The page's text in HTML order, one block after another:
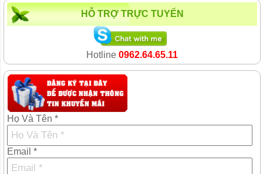
HỖ TRỢ TRỰC TUYẾN
Hotline 0962.64.65.11
Họ Và Tên *
Email *